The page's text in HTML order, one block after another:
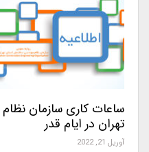
ساعات کاری سازمان
تهران در ایام قدر
آوریل 21, 2022